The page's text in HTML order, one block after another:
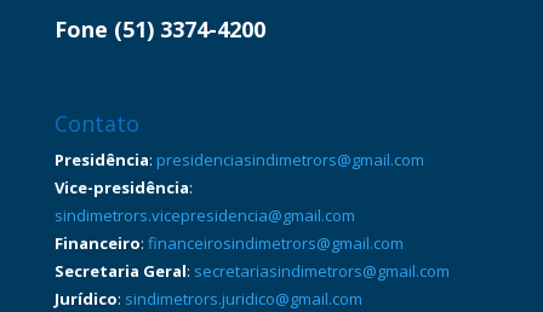
Fone (51) 3374-4200
Contato
Presidência: presidenciasindimetrors@gmail.com
Vice-presidência:
sindimetrors.vicepresidencia@gmail.com
Financeiro: financeirosindimetrors@gmail.com
Secretaria Geral: secretariasindimetrors@gmail.com
Jurídico: sindimetrors.juridico@gmail.com